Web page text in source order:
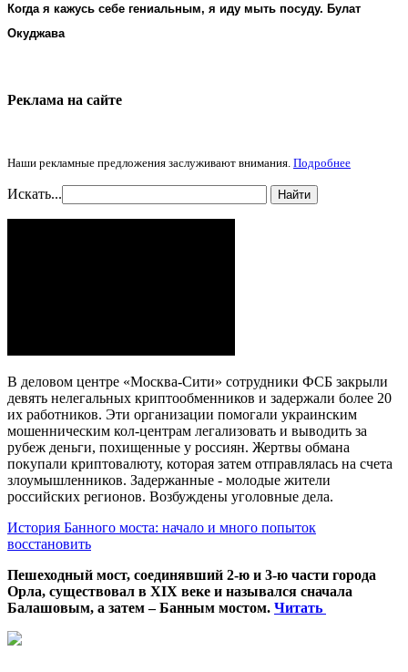
Когда я кажусь себе гениальным, я иду мыть посуду. Булат
Окуджава
Реклама на cайте
Наши рекламные предложения заслуживают внимания. Подробнее
Искать... Найти
В деловом центре «Москва-Сити» сотрудники ФСБ закрыли
девять нелегальных криптообменников и задержали более 20
их работников. Эти организации помогали украинским
мошенническим кол-центрам легализовать и выводить за
рубеж деньги, похищенные у россиян. Жертвы обмана
покупали криптовалюту, которая затем отправлялась на счета
злоумышленников. Задержанные - молодые жители
российских регионов. Возбуждены уголовные дела.
История Банного моста: начало и много попыток
восстановить
Пешеходный мост, соединявший 2-ю и 3-ю части города
Орла, существовал в XIX веке и назывался сначала
Балашовым, а затем – Банным мостом. Читать